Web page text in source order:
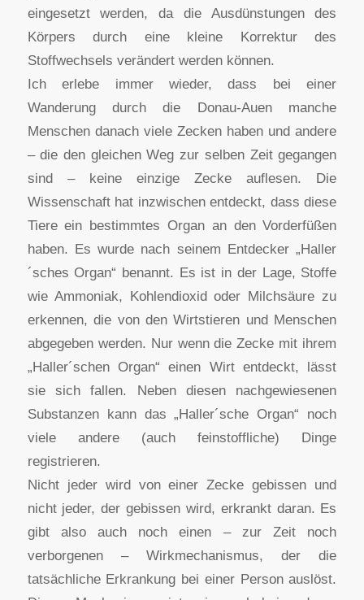
eingesetzt werden, da die Ausdünstungen des
Körpers durch eine kleine Korrektur des
Stoffwechsels verändert werden können.
Ich erlebe immer wieder, dass bei einer
Wanderung durch die Donau-Auen manche
Menschen danach viele Zecken haben und andere
– die den gleichen Weg zur selben Zeit gegangen
sind – keine einzige Zecke auflesen. Die
Wissenschaft hat inzwischen entdeckt, dass diese
Tiere ein bestimmtes Organ an den Vorderfüßen
haben. Es wurde nach seinem Entdecker „Haller
´sches Organ“ benannt. Es ist in der Lage, Stoffe
wie Ammoniak, Kohlendioxid oder Milchsäure zu
erkennen, die von den Wirtstieren und Menschen
abgegeben werden. Nur wenn die Zecke mit ihrem
„Haller´schen Organ“ einen Wirt entdeckt, lässt
sie sich fallen. Neben diesen nachgewiesenen
Substanzen kann das „Haller´sche Organ“ noch
viele andere (auch feinstoffliche) Dinge
registrieren.
Nicht jeder wird von einer Zecke gebissen und
nicht jeder, der gebissen wird, erkrankt daran. Es
gibt also auch noch einen – zur Zeit noch
verborgenen – Wirkmechanismus, der die
tatsächliche Erkrankung bei einer Person auslöst.